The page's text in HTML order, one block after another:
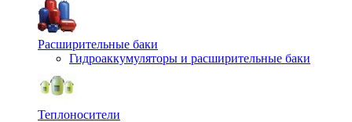
Расширительные баки
Гидроаккумуляторы и расширительные баки
Теплоносители